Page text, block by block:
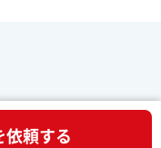
頼する
お問い合わせ
rights reserved.